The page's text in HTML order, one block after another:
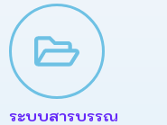
ระบบสารบรรณ